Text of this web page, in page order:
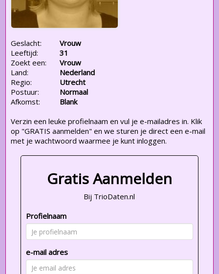
Geslacht:
Vrouw
Leeftijd:
31
Zoekt een:
Vrouw
Land:
Nederland
Regio:
Utrecht
Postuur:
Normaal
Afkomst:
Blank
Verzin een leuke profielnaam en vul je e-mailadres in. Klik
op "GRATIS aanmelden" en we sturen je direct een e-mail
met je wachtwoord waarmee je kunt inloggen.
Gratis Aanmelden
Bij TrioDaten.nl
Profielnaam
e-mail adres